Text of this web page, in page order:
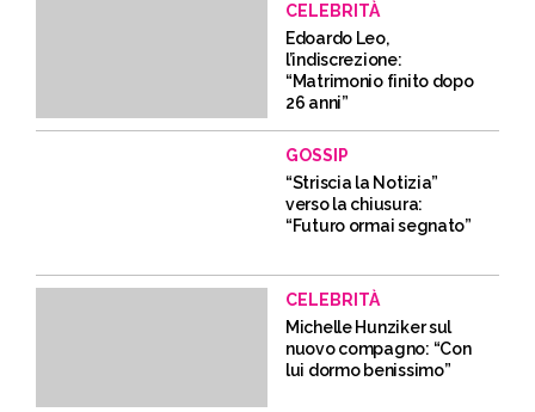
CELEBRITÀ
Edoardo Leo,
l’indiscrezione:
“Matrimonio finito dopo
26 anni”
GOSSIP
“Striscia la Notizia”
verso la chiusura:
“Futuro ormai segnato”
CELEBRITÀ
Michelle Hunziker sul
nuovo compagno: “Con
lui dormo benissimo”